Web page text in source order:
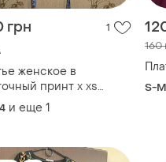
грн 1
женское в
принт x хs
и еще 1
160
S-M